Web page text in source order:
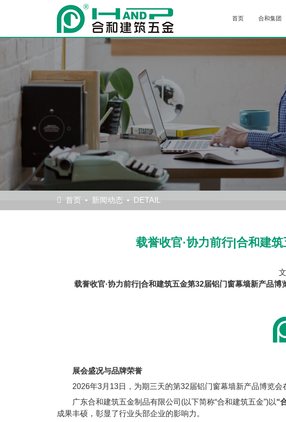
首页 合和集团
首页 新闻动态 DETAIL
载誉收官·协力前行|合和建
载誉收官·协力前行|合和建筑五金第32届铝门窗幕墙新产品博
展会盛况与品牌荣誉
2026年3月13日，为期三天的第32届铝门窗幕墙新产品博览会
广东合和建筑五金制品有限公司(以下简称“合和建筑五金”)以“
成果丰硕，彰显了行业头部企业的影响力。